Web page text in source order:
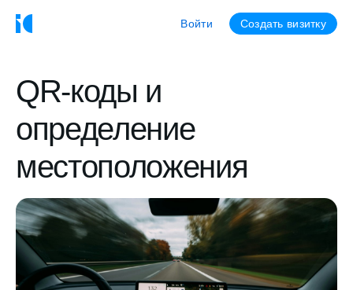
Войти Создать визитку
QR-коды и
определение
местоположения